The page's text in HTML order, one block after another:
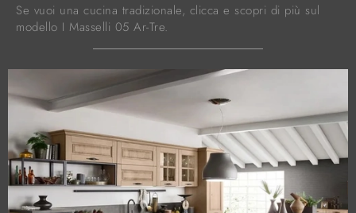
Se vuoi una cucina tradizionale, clicca e scopri di più sul
modello I Masselli 05 Ar-Tre.